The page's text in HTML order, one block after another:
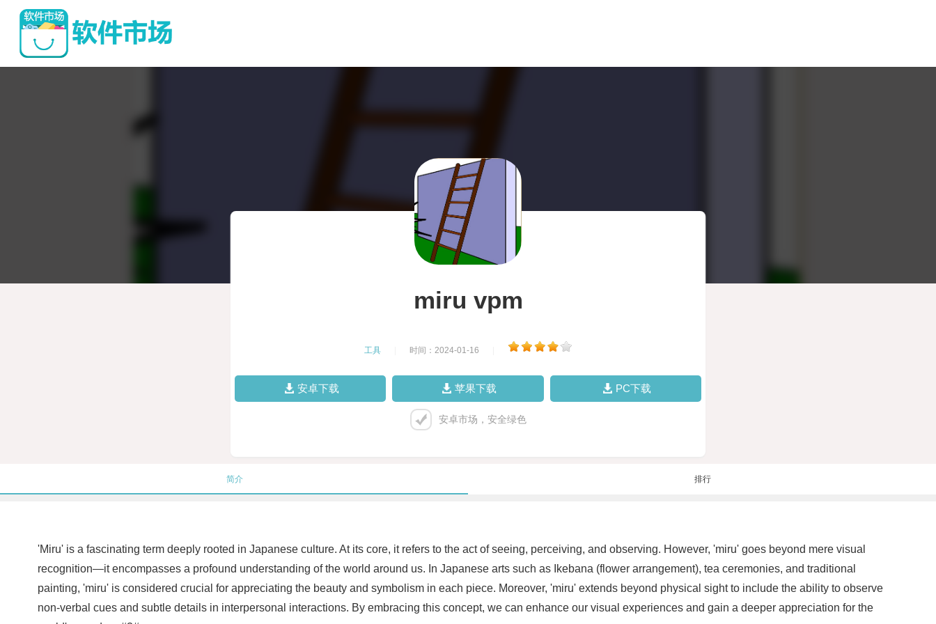
miru vpm
工具 时间：2024-01-16
安卓下载 苹果下载 PC下载
安卓市场，安全绿色
简介 排行
'Miru' is a fascinating term deeply rooted in Japanese culture. At its core, it refers to the act of seeing, perceiving, and observing. However, 'miru' goes beyond mere visual
recognition—it encompasses a profound understanding of the world around us. In Japanese arts such as Ikebana (flower arrangement), tea ceremonies, and traditional
painting, 'miru' is considered crucial for appreciating the beauty and symbolism in each piece. Moreover, 'miru' extends beyond physical sight to include the ability to observe
non-verbal cues and subtle details in interpersonal interactions. By embracing this concept, we can enhance our visual experiences and gain a deeper appreciation for the